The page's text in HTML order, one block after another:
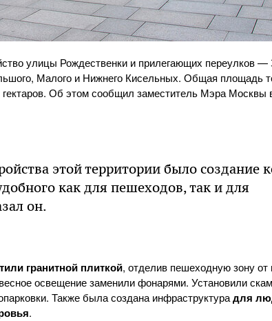
улицы Рождественки и прилегающих переулков —
Малого и Нижнего Кисельных. Общая площадь
гектаров. Об этом сообщил заместитель Мэра Москвы
этой территории было создание
как для пешеходов, так и для
он.
гранитной плиткой, отделив пешеходную зону от
освещение заменили фонарями. Установили
Также была создана инфраструктурадля
.